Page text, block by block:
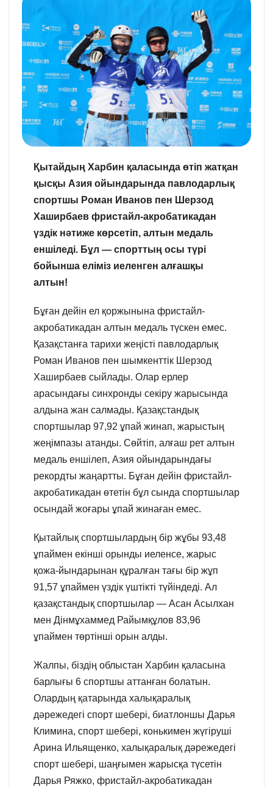
Қытайдың Харбин қаласында өтіп жатқан
қысқы Азия ойындарында павлодарлық
спортшы Роман Иванов пен Шерзод
Хаширбаев фристайл-акробатикадан
үздік нәтиже көрсетіп, алтын медаль
еншіледі. Бұл — спорттың осы түрі
бойынша еліміз иеленген алғашқы
алтын!
Бұған дейін ел қоржынына фристайл-
акробатикадан алтын медаль түскен емес.
Қазақстанға тарихи жеңісті павлодарлық
Роман Иванов пен шымкенттік Шерзод
Хаширбаев сыйлады. Олар ерлер
арасындағы синхронды секіру жарысында
алдына жан салмады. Қазақстандық
спортшылар 97,92 ұпай жинап, жарыстың
жеңімпазы атанды. Сөйтіп, алғаш рет алтын
медаль еншілеп, Азия ойындарындағы
рекордты жаңартты. Бұған дейін фристайл-
акробатикадан өтетін бұл сында спортшылар
осындай жоғары ұпай жинаған емес.
Қытайлық спортшылардың бір жұбы 93,48
ұпаймен екінші орынды иеленсе, жарыс
қожа-йындарынан құралған тағы бір жұп
91,57 ұпаймен үздік үштікті түйіндеді. Ал
қазақстандық спортшылар — Асан Асылхан
мен Дінмұхаммед Райымқұлов 83,96
ұпаймен төртінші орын алды.
Жалпы, біздің облыстан Харбин қаласына
барлығы 6 спортшы аттанған болатын.
Олардың қатарында халықаралық
дәрежедегі спорт шебері, биатлоншы Дарья
Климина, спорт шебері, конькимен жүгіруші
Арина Ильященко, халықаралық дәрежедегі
спорт шебері, шаңғымен жарысқа түсетін
Дарья Ряжко, фристайл-акробатикадан